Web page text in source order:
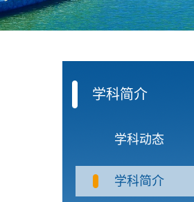
学科简介
学科动态
学科简介